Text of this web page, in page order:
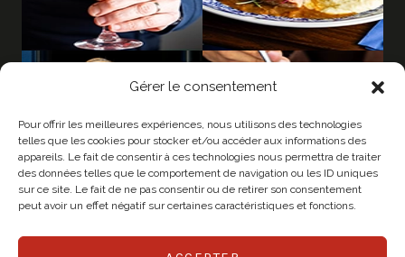
Gérer le consentement
Pour offrir les meilleures expériences, nous utilisons des technologies
telles que les cookies pour stocker et/ou accéder aux informations des
appareils. Le fait de consentir à ces technologies nous permettra de traiter
des données telles que le comportement de navigation ou les ID uniques
sur ce site. Le fait de ne pas consentir ou de retirer son consentement
peut avoir un effet négatif sur certaines caractéristiques et fonctions.